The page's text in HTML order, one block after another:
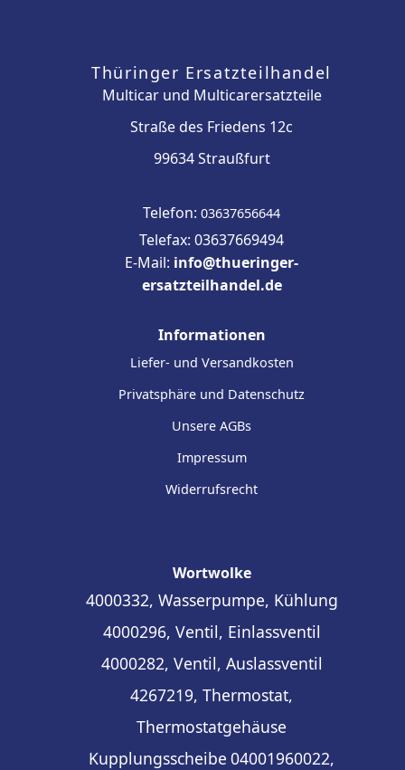
Thüringer Ersatzteilhandel
Multicar und Multicarersatzteile
Straße des Friedens 12c
99634 Straußfurt
Telefon: 03637656644
Telefax: 03637669494
E-Mail: info@thueringer-
ersatzteilhandel.de
Informationen
Liefer- und Versandkosten
Privatsphäre und Datenschutz
Unsere AGBs
Impressum
Widerrufsrecht
Wortwolke
4000332, Wasserpumpe, Kühlung
4000296, Ventil, Einlassventil
4000282, Ventil, Auslassventil
4267219, Thermostat,
Thermostatgehäuse
Kupplungsscheibe 04001960022,